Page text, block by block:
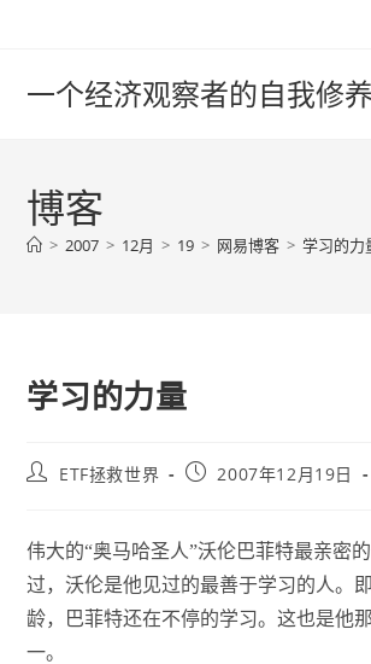
一个经济观察者的自我修养
博客
> 2007 > 12月 > 19 > 网易博客 > 学习的力
学习的力量
PostETF拯救世界
Post2007年12月19日
伟大的“奥马哈圣人”沃伦巴菲特最亲密
过，沃伦是他见过的最善于学习的人。
龄，巴菲特还在不停的学习。这也是他
一。